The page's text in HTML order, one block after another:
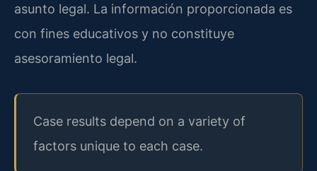
asunto legal. La información proporcionada es
con fines educativos y no constituye
asesoramiento legal.
Case results depend on a variety of
factors unique to each case.